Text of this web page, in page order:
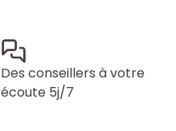
Des conseillers à votre
écoute 5j/7